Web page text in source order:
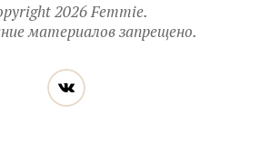
2026 Femmie.
материалов запрещено.
Читайте
нас
в социальных